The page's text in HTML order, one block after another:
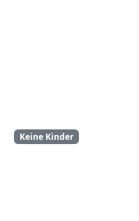
Keine Kinder